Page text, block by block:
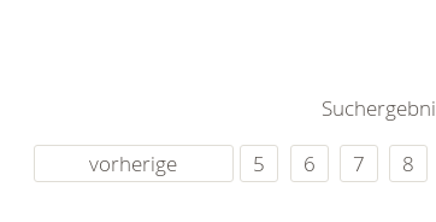
vorherige
5 6 7 8